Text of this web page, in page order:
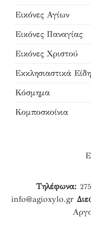
Εικόνες Αγίων
Εικόνες Παναγίας
Εικόνες Χριστού
Εκκλησιαστικά Είδη
Κόσμημα
Κομποσκοίνια
Τηλέφωνα:
info@agioxylo.gr